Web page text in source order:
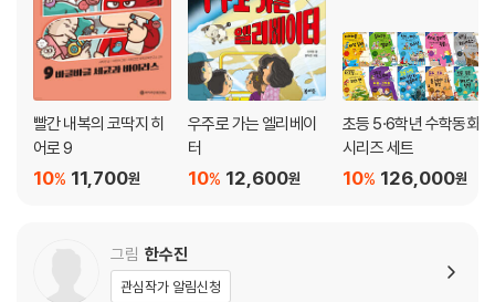
빨간 내복의 코딱지 히
어로 9
11,700원
10%
우주로 가는 엘리베이
터
12,600원
10%
초등 5·6학년 수학동화
시리즈 세트
126,000원
10%
그림 한수진
관심작가 알림신청